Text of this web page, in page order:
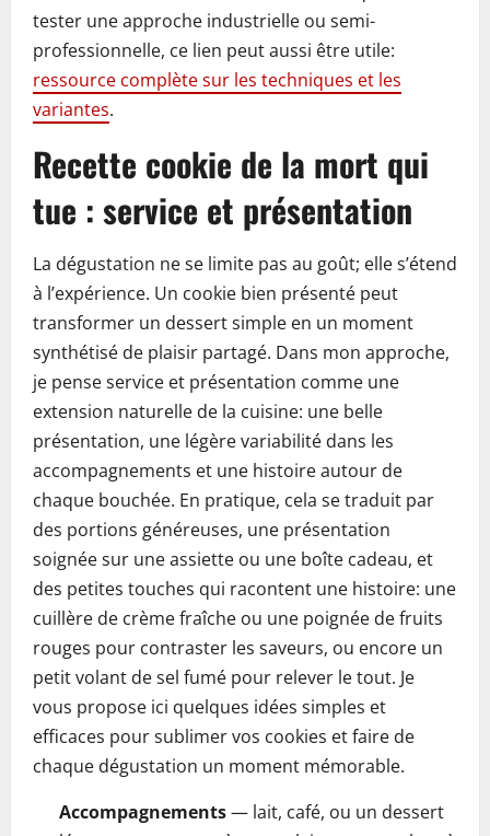
tester une approche industrielle ou semi-
professionnelle, ce lien peut aussi être utile:
ressource complète sur les techniques et les
variantes.
Recette cookie de la mort qui
tue : service et présentation
La dégustation ne se limite pas au goût; elle s’étend
à l’expérience. Un cookie bien présenté peut
transformer un dessert simple en un moment
synthétisé de plaisir partagé. Dans mon approche,
je pense service et présentation comme une
extension naturelle de la cuisine: une belle
présentation, une légère variabilité dans les
accompagnements et une histoire autour de
chaque bouchée. En pratique, cela se traduit par
des portions généreuses, une présentation
soignée sur une assiette ou une boîte cadeau, et
des petites touches qui racontent une histoire: une
cuillère de crème fraîche ou une poignée de fruits
rouges pour contraster les saveurs, ou encore un
petit volant de sel fumé pour relever le tout. Je
vous propose ici quelques idées simples et
efficaces pour sublimer vos cookies et faire de
chaque dégustation un moment mémorable.
Accompagnements— lait, café, ou un dessert